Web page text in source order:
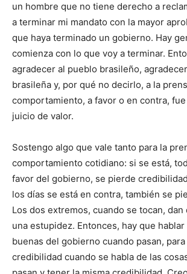
un hombre que no tiene derecho a
a terminar mi mandato con la mayor
que haya terminado un gobierno. Hay
comienza con lo que voy a terminar.
agradecer al pueblo brasileño,
brasileña y, por qué no decirlo, a la
comportamiento, a favor o en contra,
juicio de valor.
Sostengo algo que vale tanto para la
comportamiento cotidiano: si se está,
favor del gobierno, se pierde
los días se está en contra, también se
Los dos extremos, cuando se tocan,
una estupidez. Entonces, hay que hablar
buenas del gobierno cuando pasan,
credibilidad cuando se habla de las